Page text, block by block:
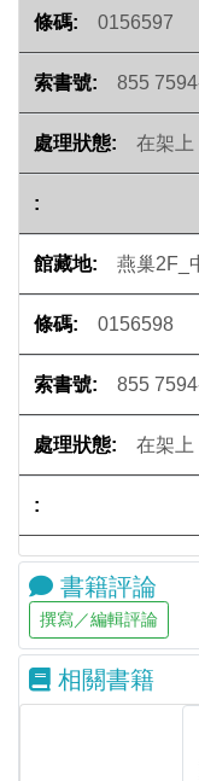
0156597
855
在架上
燕巢2F_
0156598
855
在架上
書籍評論
相關書籍